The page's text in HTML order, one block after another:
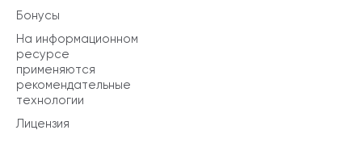
Бонусы
На информационном
ресурсе
применяются
рекомендательные
технологии
Лицензия